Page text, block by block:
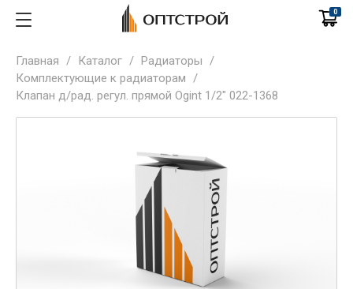
0
Главная / Каталог / Радиаторы /
Комплектующие к радиаторам /
Клапан д/рад. регул. прямой Ogint 1/2" 022-1368